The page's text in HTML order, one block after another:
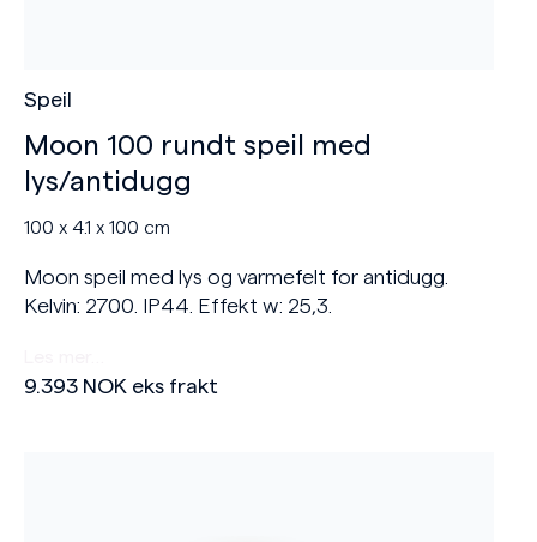
Speil
Moon 100 rundt speil med
lys/antidugg
100 x 4.1 x 100 cm
Moon speil med lys og varmefelt for antidugg.
Kelvin: 2700. IP44. Effekt w: 25,3.
9.393 NOK eks frakt